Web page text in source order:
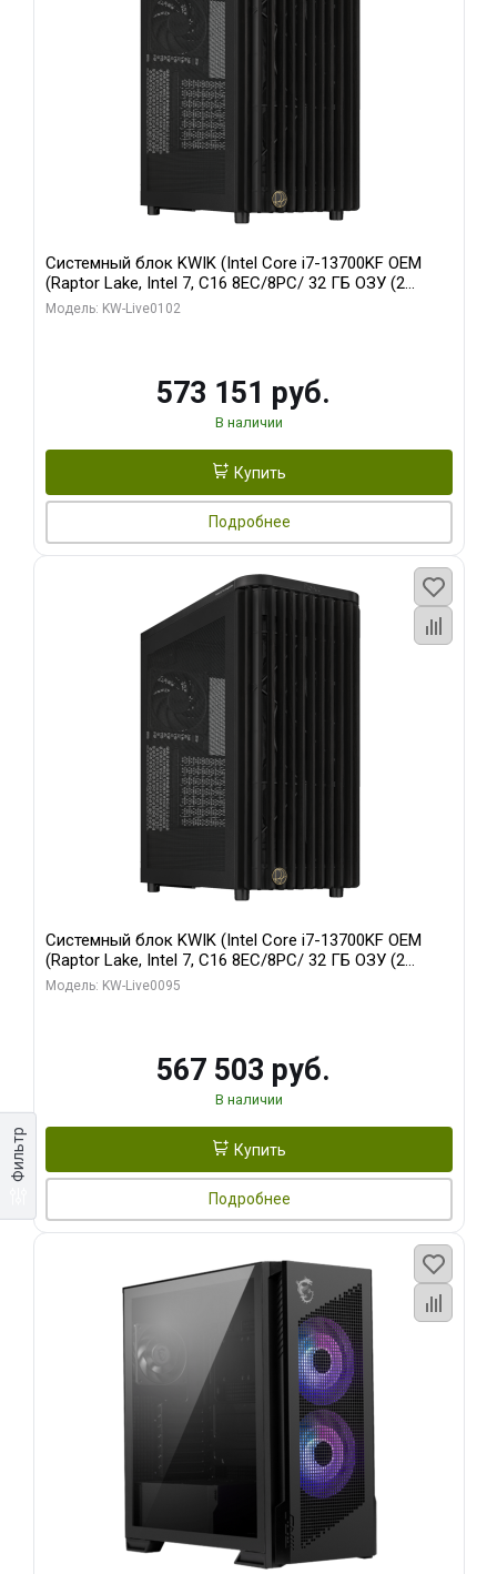
Фильтр
Системный блок KWIK (Intel Core i7-13700KF OEM
(Raptor Lake, Intel 7, C16 8EC/8PC/ 32 ГБ ОЗУ (2
модуля)/ Afox RTX4090 24GB GDDR6X 384-Bit 3xDP
Модель: KW-Live0102
573 151 руб.
В наличии
Купить
Подробнее
Системный блок KWIK (Intel Core i7-13700KF OEM
(Raptor Lake, Intel 7, C16 8EC/8PC/ 32 ГБ ОЗУ (2
модуля)/ Afox RTX4090 24GB GDDR6X 384-Bit 3xDP
Модель: KW-Live0095
567 503 руб.
В наличии
Купить
Подробнее